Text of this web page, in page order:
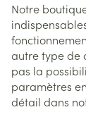
Notre
autre type de
pas la
paramètres
détail dans